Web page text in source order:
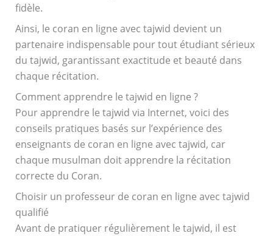
fidèle.
Ainsi, le coran en ligne avec tajwid devient un
partenaire indispensable pour tout étudiant sérieux
du tajwid, garantissant exactitude et beauté dans
chaque récitation.
Comment apprendre le tajwid en ligne ?
Pour apprendre le tajwid via Internet, voici des
conseils pratiques basés sur l’expérience des
enseignants de coran en ligne avec tajwid, car
chaque musulman doit apprendre la récitation
correcte du Coran.
Choisir un professeur de coran en ligne avec tajwid
qualifié
Avant de pratiquer régulièrement le tajwid, il est